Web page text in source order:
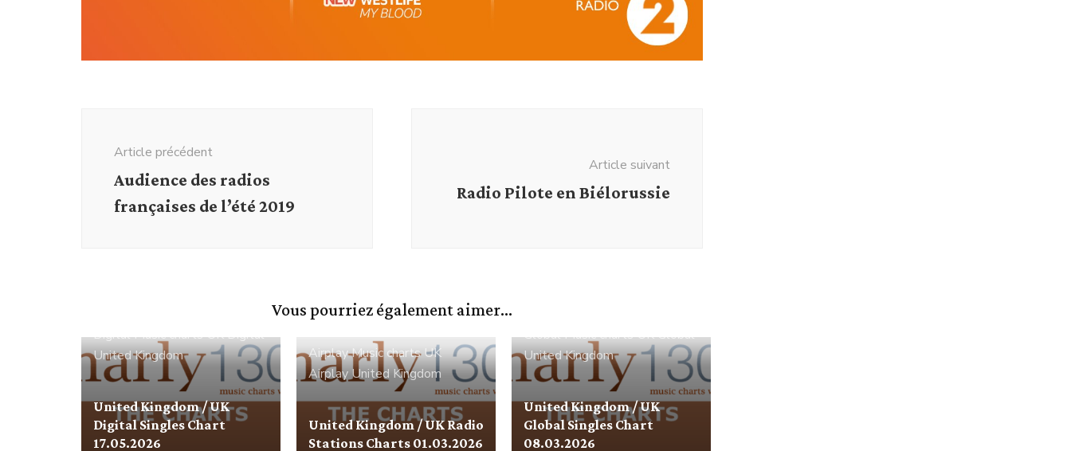
Article précédent
Audience des radios
françaises de l’été 2019
Article suivant
Radio Pilote en Biélorussie
Vous pourriez également aimer...
DigitalMusic chartsUK Digital
United Kingdom
United Kingdom / UK
Digital Singles Chart
17.05.2026
AirplayMusic chartsUK
AirplayUnited Kingdom
United Kingdom / UK Radio
Stations Charts 01.03.2026
GlobalMusic chartsUK Global
United Kingdom
United Kingdom / UK
Global Singles Chart
08.03.2026